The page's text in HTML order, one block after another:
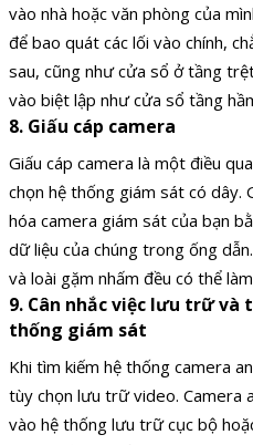
vào nhà hoặc văn phòng của
để bao quát các lối vào chính,
sau, cũng như cửa sổ ở tầng
vào biệt lập như cửa sổ tầng
8. Giấu cáp camera
Giấu cáp camera là một điều
chọn hệ thống giám sát có dây.
hóa camera giám sát của bạn
dữ liệu của chúng trong ống
và loài gặm nhấm đều có thể
9. Cân nhắc việc lưu trữ
thống giám sát
Khi tìm kiếm hệ thống camera
tùy chọn lưu trữ video. Camera
vào hệ thống lưu trữ cục bộ